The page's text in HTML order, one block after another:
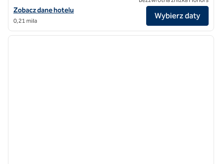
Zobacz szczegóły hotelu Hilton New York Times Square
Zobacz dane hotelu
0,21 mila
Wybierz daty
1/12
1 z 12